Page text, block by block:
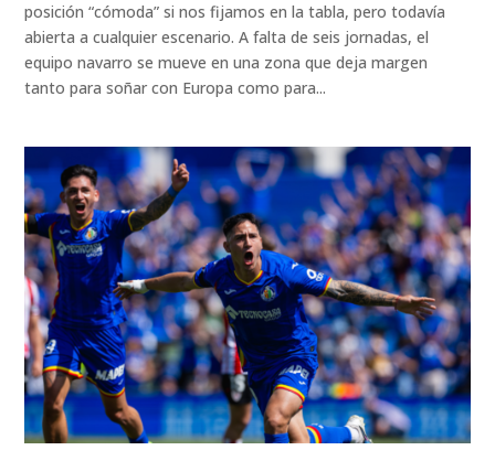
posición “cómoda” si nos fijamos en la tabla, pero todavía
abierta a cualquier escenario. A falta de seis jornadas, el
equipo navarro se mueve en una zona que deja margen
tanto para soñar con Europa como para...